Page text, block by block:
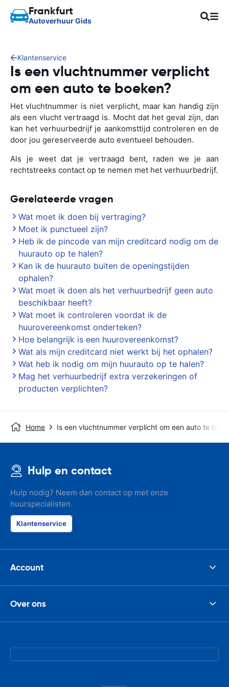
Frankfurt
Autoverhuur Gids
Klantenservice
Is een vluchtnummer verplicht
om een auto te boeken?
Het vluchtnummer is niet verplicht, maar kan handig zijn
als een vlucht vertraagd is. Mocht dat het geval zijn, dan
kan het verhuurbedrijf je aankomsttijd controleren en de
door jou gereserveerde auto eventueel behouden.
Als je weet dat je vertraagd bent, raden we je aan
rechtstreeks contact op te nemen met het verhuurbedrijf.
Gerelateerde vragen
Wat moet ik doen bij vertraging?
Moet ik punctueel zijn?
Heb ik de pincode van mijn creditcard nodig om de
huurauto op te halen?
Kan ik de huurauto buiten de openingstijden
ophalen?
Wat moet ik doen als het verhuurbedrijf geen auto
beschikbaar heeft?
Wat moet ik controleren voordat ik de
huurovereenkomst onderteken?
Hoe belangrijk is een huurovereenkomst?
Wat als mijn creditcard niet werkt bij het ophalen?
Wat heb ik nodig om mijn huurauto op te halen?
Mag het verhuurbedrijf extra verzekeringen of
producten verplichten?
Home Is een vluchtnummer verplicht om een auto te
Hulp en contact
Hulp nodig? Neem dan contact op met onze
huurspecialisten.
Klantenservice
Account
Over ons